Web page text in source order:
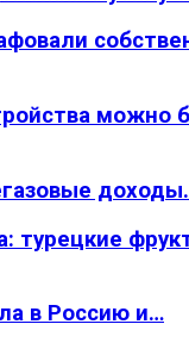
можно
турецкие
в Россию и…